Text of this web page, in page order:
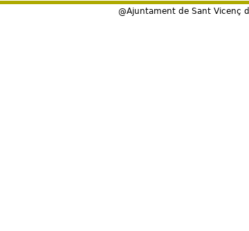
@Ajuntament de Sant Vicenç